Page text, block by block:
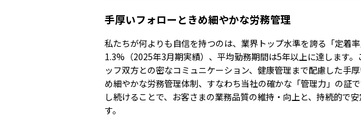
手厚いフォローときめ細やかな労務管理
私たちが何よりも自信を持つのは、業界トップ水準を誇る「定着
1.3%（2025年3月期実績）、平均勤務期間は5年以上に達します
ッフ双方との密なコミュニケーション、健康管理まで配慮した手
め細やかな労務管理体制、すなわち当社の確かな「管理力」の証
し続けることで、お客さまの業務品質の維持・向上と、持続的で
す。